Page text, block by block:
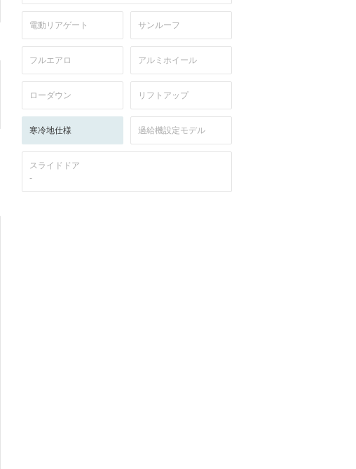
電動リアゲート サンルーフ
フルエアロ アルミホイール
ローダウン リフトアップ
寒冷地仕様 過給機設定モデル
スライドドア
-